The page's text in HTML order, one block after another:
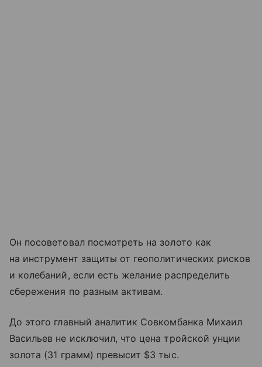
Он посоветовал посмотреть на золото как
на инструмент защиты от геополитических рисков
и колебаний, если есть желание распределить
сбережения по разным активам.
До этого главный аналитик Совкомбанка Михаил
Васильев не исключил, что цена тройской унции
золота (31 грамм) превысит $3 тыс.